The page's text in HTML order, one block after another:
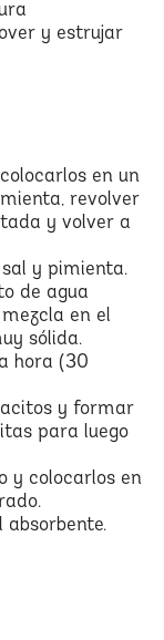
y estrujar
en un
revolver
y volver a
y pimienta.
de agua
en el
sólida.
hora (30
y formar
para luego
y colocarlos en